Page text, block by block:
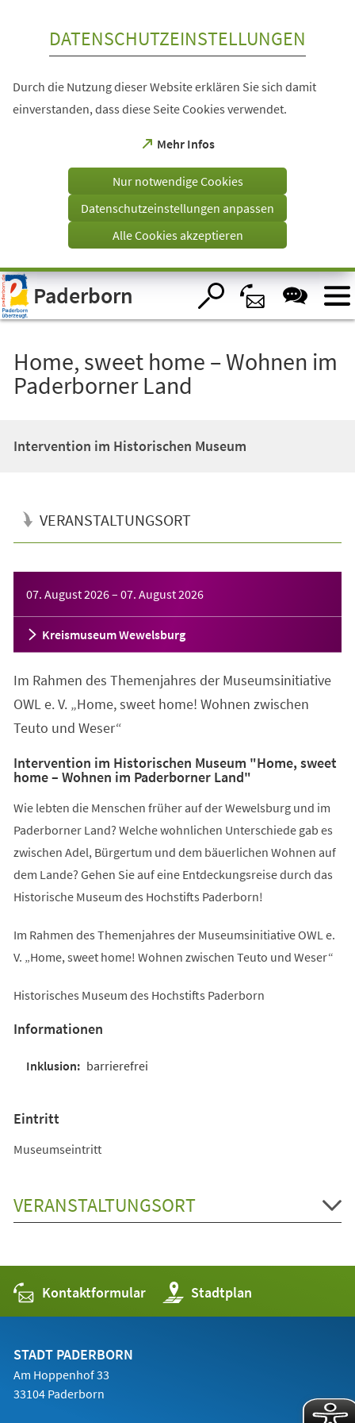
Visuelle
Assistenzsoftware
öffnen.
DATENSCHUTZEINSTELLUNGEN
Durch die Nutzung dieser Website erklären Sie sich damit
einverstanden, dass diese Seite Cookies verwendet.
Mehr Infos
(Öffnet
einem
Tab)
Nur notwendige Cookies
Datenschutzeinstellungen anpassen
Alle Cookies akzeptieren
Paderborn
Home, sweet home – Wohnen im
Paderborner Land
Intervention im Historischen Museum
VERANSTALTUNGSORT
07. August 2026– 07. August 2026
Kreismuseum Wewelsburg
Im Rahmen des Themenjahres der Museumsinitiative
OWL e. V. „Home, sweet home! Wohnen zwischen
Teuto und Weser“
Intervention im Historischen Museum "Home, sweet
home – Wohnen im Paderborner Land"
Wie lebten die Menschen früher auf der Wewelsburg und im
Paderborner Land? Welche wohnlichen Unterschiede gab es
zwischen Adel, Bürgertum und dem bäuerlichen Wohnen auf
dem Lande? Gehen Sie auf eine Entdeckungsreise durch das
Historische Museum des Hochstifts Paderborn!
Im Rahmen des Themenjahres der Museumsinitiative OWL e.
V. „Home, sweet home! Wohnen zwischen Teuto und Weser“
Historisches Museum des Hochstifts Paderborn
Informationen
barrierefrei
Eintritt
Museumseintritt
VERANSTALTUNGSORT
Kontaktformular Stadtplan
(Öffnet
in
einem
STADT PADERBORN
Am Hoppenhof 33
33104 Paderborn